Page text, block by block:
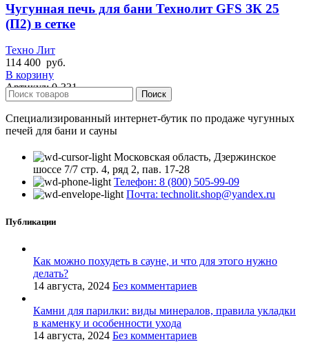
Чугунная печь для бани Технолит GFS ЗК 25
(П2) в сетке
Техно Лит
114 400 руб.
В корзину
Артикул:0-331
Поиск
Специализированный интернет-бутик по продаже чугунных
печей для бани и сауны
Московская область, Дзержинское
шоссе 7/7 стр. 4, ряд 2, пав. 17-28
Телефон: 8 (800) 505-99-09
Почта: technolit.shop@yandex.ru
Публикации
Как можно похудеть в сауне, и что для этого нужно
делать?
14 августа, 2024 Без комментариев
Камни для парилки: виды минералов, правила укладки
в каменку и особенности ухода
14 августа, 2024 Без комментариев